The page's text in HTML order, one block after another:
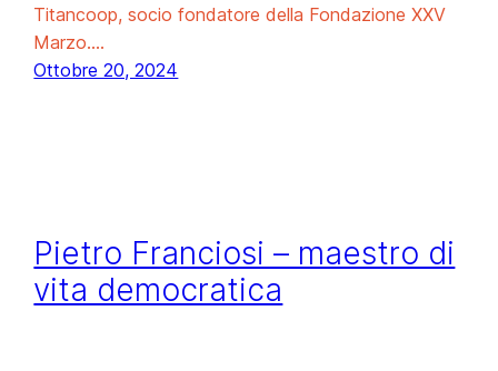
Titancoop, socio fondatore della Fondazione XXV
Marzo.…
Ottobre 20, 2024
Pietro Franciosi – maestro di
vita democratica